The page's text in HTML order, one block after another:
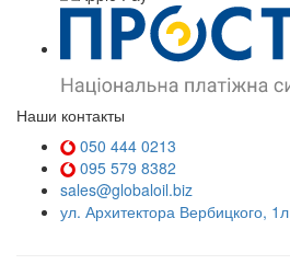
Наши контакты
050 444 0213
095 579 8382
sales@globaloil.biz
ул. Архитектора Вербицкого, 1л